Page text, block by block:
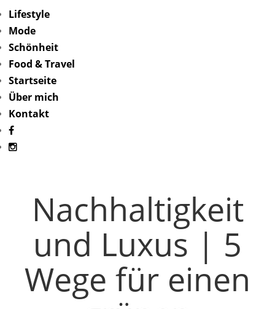
Lifestyle
Mode
Schönheit
Food & Travel
Startseite
Über mich
Kontakt
Nachhaltigkeit
und Luxus | 5
Wege für einen